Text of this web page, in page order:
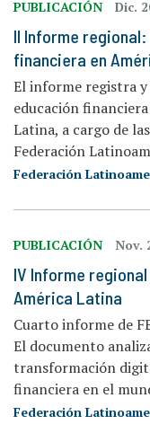
PUBLICACIÓN Dic.
II Informe
financiera en
El informe registra y
educación
Latina, a cargo de
Federación
Federación
PUBLICACIÓN Nov.
IV Informe
América Latina
Cuarto informe de
El documento
transformación
financiera en el
Federación